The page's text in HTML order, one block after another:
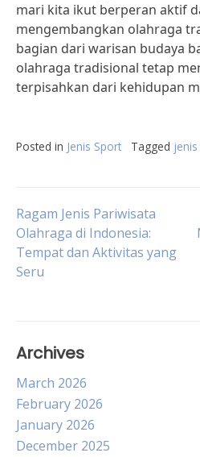
mari kita ikut berperan aktif
mengembangkan olahraga
bagian dari warisan budaya
olahraga tradisional tetap
terpisahkan dari kehidupan
Posted in Jenis Sport Tagged
Post
navigation
Ragam Jenis Pariwisata
Olahraga di Indonesia:
Tempat dan Aktivitas yang
Seru
Archives
March 2026
February 2026
January 2026
December 2025